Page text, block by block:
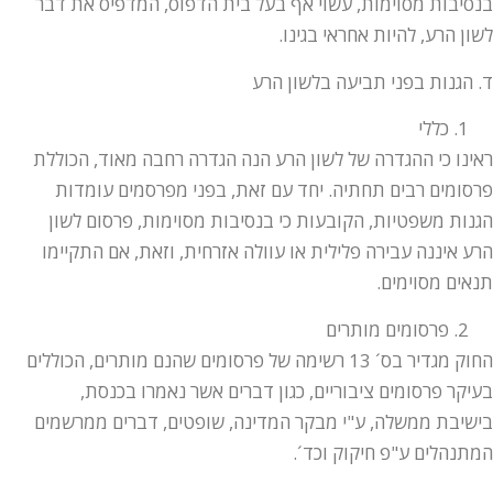
לשון הרע, להיות אחראי בגינו.
ד. הגנות בפני תביעה בלשון הרע
כללי
ראינו כי ההגדרה של לשון הרע הנה הגדרה רחבה מאוד, הכוללת
פרסומים רבים תחתיה. יחד עם זאת, בפני מפרסמים עומדות
הגנות משפטיות, הקובעות כי בנסיבות מסוימות, פרסום לשון
הרע איננה עבירה פלילית או עוולה אזרחית, וזאת, אם התקיימו
תנאים מסוימים.
פרסומים מותרים
החוק מגדיר בס´ 13 רשימה של פרסומים שהנם מותרים, הכוללים
בעיקר פרסומים ציבוריים, כגון דברים אשר נאמרו בכנסת,
בישיבת ממשלה, ע"י מבקר המדינה, שופטים, דברים ממרשמים
המתנהלים ע"פ חיקוק וכד´.